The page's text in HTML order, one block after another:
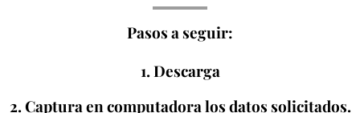
Pasos a seguir:
1. Descarga
2. Captura en computadora los datos solicitados.